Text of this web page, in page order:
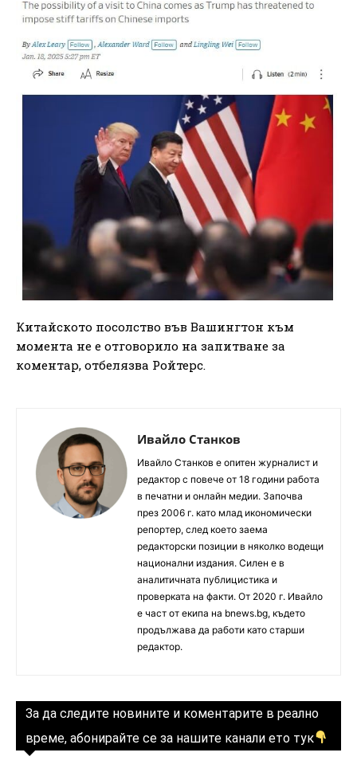
Китайското посолство във Вашингтон към
момента не е отговорило на запитване за
коментар, отбелязва Ройтерс.
Ивайло Станков
Ивайло Станков е опитен журналист и
редактор с повече от 18 години работа
в печатни и онлайн медии. Започва
през 2006 г. като млад икономически
репортер, след което заема
редакторски позиции в няколко водещи
национални издания. Силен е в
аналитичната публицистика и
проверката на факти. От 2020 г. Ивайло
е част от екипа на bnews.bg, където
продължава да работи като старши
редактор.
За да следите новините и коментарите в реално
време, абонирайте се за нашите канали ето тук